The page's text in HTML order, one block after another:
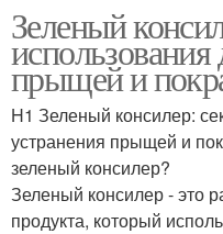
Консилер с основным
консилером
Консилер на коже
Зеленый
использования
прыщей и
H1 Зеленый консилер:
устранения прыщей и
зеленый консилер?
Зеленый консилер - это
продукта, который